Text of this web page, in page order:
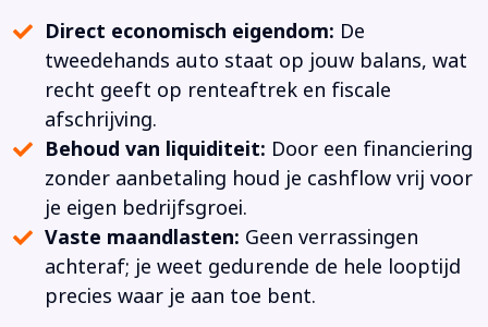
Direct economisch eigendom: De
tweedehands auto staat op jouw balans, wat
recht geeft op renteaftrek en fiscale
afschrijving.
Behoud van liquiditeit: Door een financiering
zonder aanbetaling houd je cashflow vrij voor
je eigen bedrijfsgroei.
Vaste maandlasten: Geen verrassingen
achteraf; je weet gedurende de hele looptijd
precies waar je aan toe bent.